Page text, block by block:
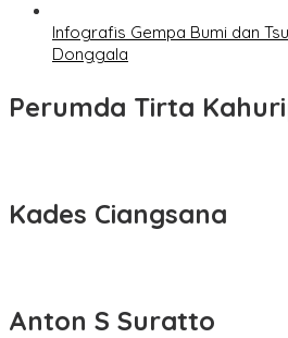
Infografis Gempa Bumi dan
Donggala
Perumda Tirta
Kades Ciangsana
Anton S Suratto